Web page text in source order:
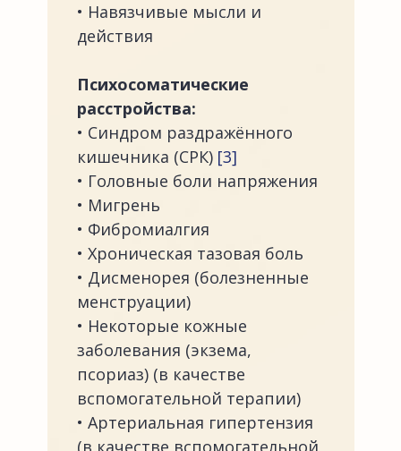
• Навязчивые мысли и
действия
Психосоматические
расстройства:
• Синдром раздражённого
кишечника (СРК) [3]
• Головные боли напряжения
• Мигрень
• Фибромиалгия
• Хроническая тазовая боль
• Дисменорея (болезненные
менструации)
• Некоторые кожные
заболевания (экзема,
псориаз) (в качестве
вспомогательной терапии)
• Артериальная гипертензия
(в качестве вспомогательной